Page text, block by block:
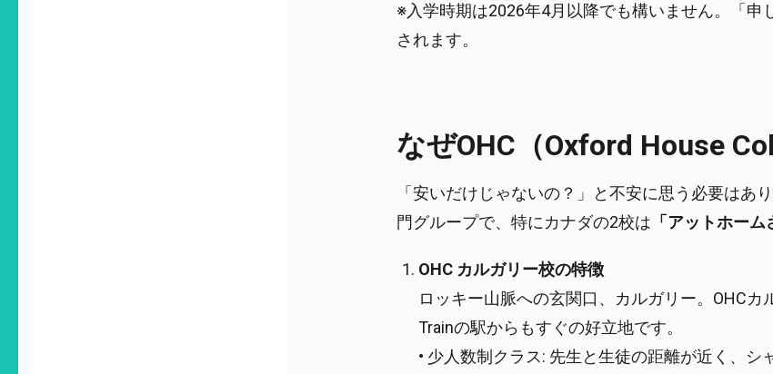
※入学時期は2026年4月以降でも構いません。「申
されます。
なぜOHC（Oxford House
「安いだけじゃないの？」と不安に思う必要はあ
門グループで、特にカナダの2校は 「アットホーム
OHC カルガリー校の特徴
ロッキー山脈への玄関口、カルガリー。OHC
Trainの駅からもすぐの好立地です。
• 少人数制クラス: 先生と生徒の距離が近く、シ